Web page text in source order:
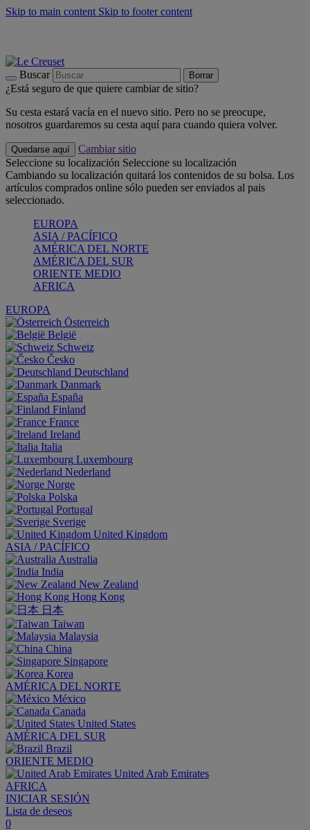
Skip to main content Skip to footer content
Buscar Borrar
¿Está seguro de que quiere cambiar de sitio?
Su cesta estará vacía en el nuevo sitio. Pero no se preocupe,
nosotros guardaremos su cesta aquí para cuando quiera volver.
Quedarse aquí
Cambiar sitio
Seleccione su localización Seleccione su localización
Cambiando su localización quitará los contenidos de su bolsa. Los
artículos comprados online sólo pueden ser enviados al pais
seleccionado.
EUROPA
ASIA / PACÍFICO
AMÉRICA DEL NORTE
AMÉRICA DEL SUR
ORIENTE MEDIO
AFRICA
EUROPA
Österreich
België
Schweiz
Česko
Deutschland
Danmark
España
Finland
France
Ireland
Italia
Luxembourg
Nederland
Norge
Polska
Portugal
Sverige
United Kingdom
ASIA / PACÍFICO
Australia
India
New Zealand
Hong Kong
日本
Taiwan
Malaysia
China
Singapore
Korea
AMÉRICA DEL NORTE
México
Canada
United States
AMÉRICA DEL SUR
Brazil
ORIENTE MEDIO
United Arab Emirates
AFRICA
INICIAR SESIÓN
Lista de deseos
0